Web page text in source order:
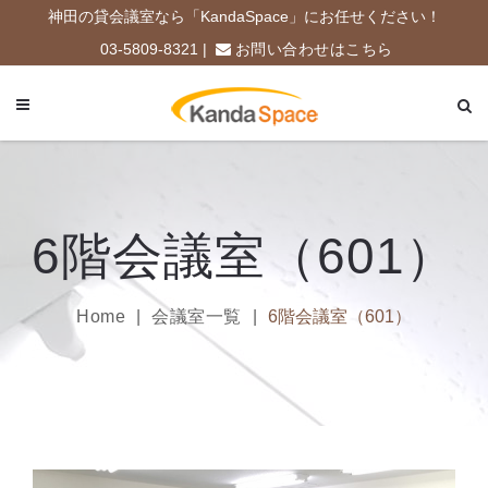
神田の貸会議室なら「KandaSpace」にお任せください！
03-5809-8321 |
お問い合わせはこちら
6階会議室（601）
Home 会議室一覧 6階会議室（601）